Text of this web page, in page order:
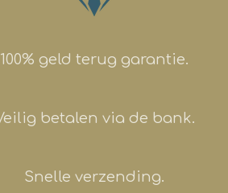
100% geld terug garantie.
betalen via de bank.
Snelle verzending.